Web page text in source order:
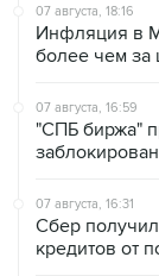
07 августа, 18:16
Инфляция в
более чем за
07 августа, 16:59
"СПБ биржа"
07 августа, 16:31
Сбер
кредитов от